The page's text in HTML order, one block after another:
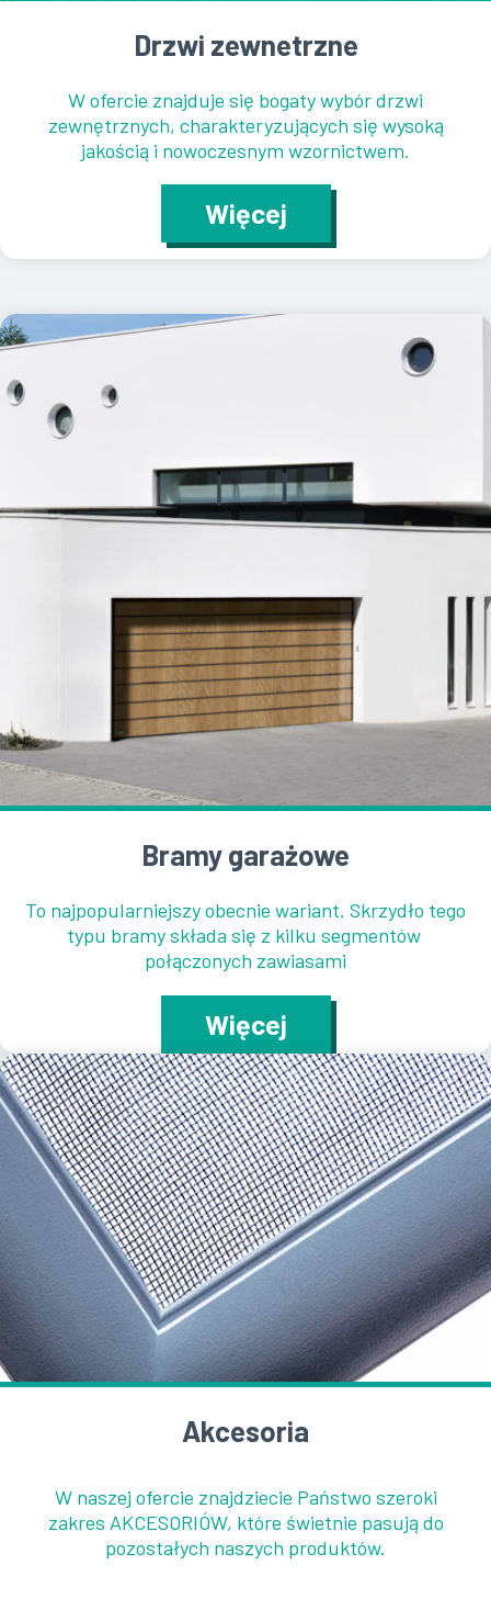
Drzwi zewnetrzne
W ofercie znajduje się bogaty wybór drzwi
zewnętrznych, charakteryzujących się wysoką
jakością i nowoczesnym wzornictwem.
Więcej
Bramy garażowe
To najpopularniejszy obecnie wariant. Skrzydło tego
typu bramy składa się z kilku segmentów
połączonych zawiasami
Więcej
Akcesoria
W naszej ofercie znajdziecie Państwo szeroki
zakres AKCESORIÓW, które świetnie pasują do
pozostałych naszych produktów.